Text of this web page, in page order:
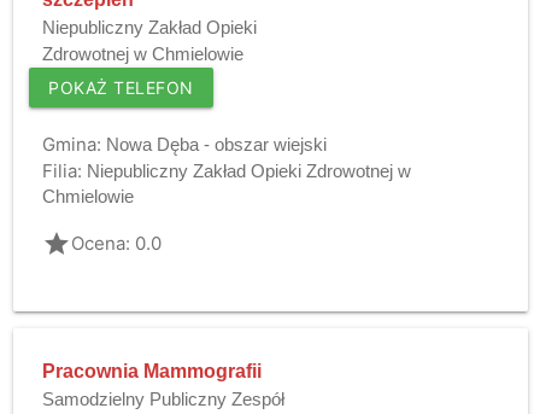
Niepubliczny Zakład Opieki
Zdrowotnej w Chmielowie
POKAŻ TELEFON
Gmina: Nowa Dęba - obszar wiejski
Filia: Niepubliczny Zakład Opieki Zdrowotnej w
Chmielowie
gradeOcena: 0.0
Pracownia Mammografii
Samodzielny Publiczny Zespół